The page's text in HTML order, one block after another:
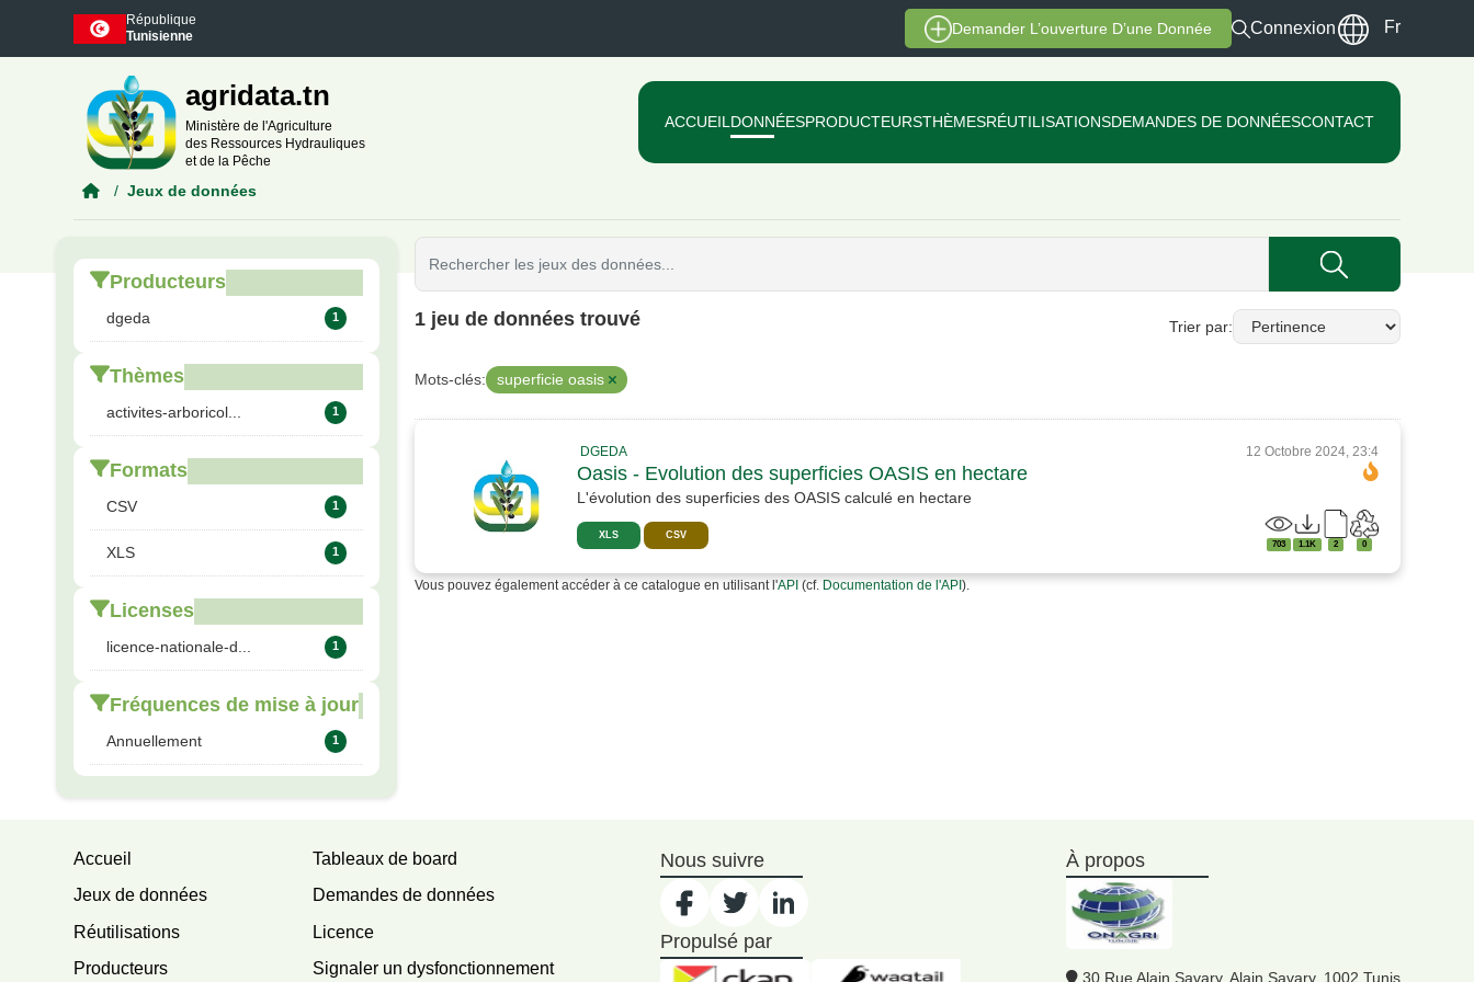
Skip to main content
République
Tunisienne
Demander L’ouverture D’une Donnée Connexion Fr
agridata.tn
Ministère de l'Agriculture
des Ressources Hydrauliques
et de la Pêche
ACCUEIL DONNÉESPRODUCTEURSTHÈMESRÉUTILISATIONSDEMANDES DE DONNÉESCONTACT
Jeux de données
Producteurs
dgeda 1
Thèmes
activites-arboricol... 1
Formats
CSV 1
XLS 1
Licenses
licence-nationale-d... 1
Fréquences de mise à jour
Annuellement 1
Trier par
1 jeu de données trouvé
Mots-clés: superficie oasis
DGEDA 12 Octobre 2024, 23:4
Oasis - Evolution des superficies OASIS en hectare
L'évolution des superficies des OASIS calculé en hectare
XLS CSV
703 1.1K 2 0
Vous pouvez également accéder à ce catalogue en utilisant l'API (cf. Documentation de l'API ).
Accueil
Jeux de données
Réutilisations
Producteurs
Tableaux de board
Demandes de données
Licence
Signaler un dysfonctionnement
Nous suivre
Propulsé par
À propos
30 Rue Alain Savary, Alain Savary, 1002 Tunis